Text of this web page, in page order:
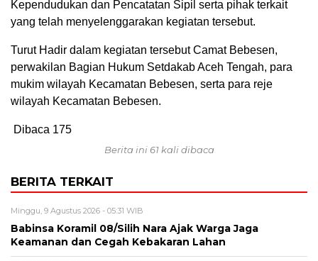
Kependudukan dan Pencatatan Sipil serta pihak terkait
yang telah menyelenggarakan kegiatan tersebut.
Turut Hadir dalam kegiatan tersebut Camat Bebesen,
perwakilan Bagian Hukum Setdakab Aceh Tengah, para
mukim wilayah Kecamatan Bebesen, serta para reje
wilayah Kecamatan Bebesen.
Dibaca 175
Berita ini 61 kali dibaca
BERITA TERKAIT
Minggu, 9 Agustus 2026 - 05:31 WIB
‎Babinsa Koramil 08/Silih Nara Ajak Warga Jaga
Keamanan dan Cegah Kebakaran Lahan